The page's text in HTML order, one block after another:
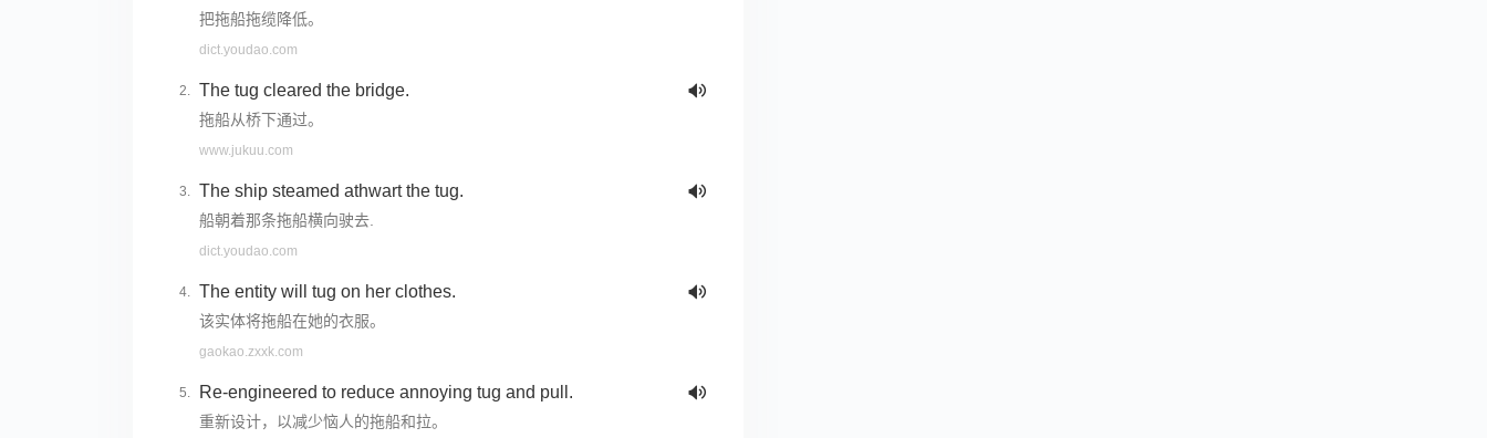
把拖船拖缆降低。
dict.youdao.com
The tug cleared the bridge.
拖船从桥下通过。
www.jukuu.com
The ship steamed athwart the tug.
船朝着那条拖船横向驶去.
dict.youdao.com
The entity will tug on her clothes.
该实体将拖船在她的衣服。
gaokao.zxxk.com
Re-engineered to reduce annoying tug and pull.
重新设计，以减少恼人的拖船和拉。